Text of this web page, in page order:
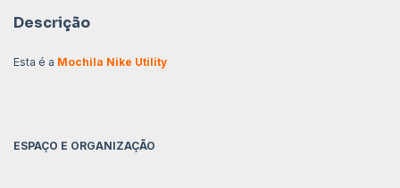
Descrição
Esta é a Mochila Nike Utility
ESPAÇO E ORGANIZAÇÃO